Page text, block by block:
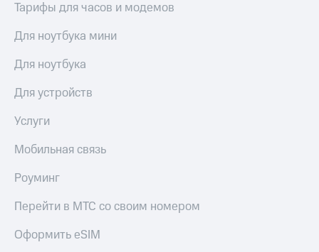
Безопасность
Финансы
Детям
и родителям
от МТС
Приложения
Live
Гудок
Мой
МТС
Все
Страхование
Покупка
Тарифы для часов и модемов
Для ноутбука мини
Для ноутбука
Для устройств
Услуги
Мобильная связь
Роуминг
Перейти в МТС со своим номером
Оформить eSIM